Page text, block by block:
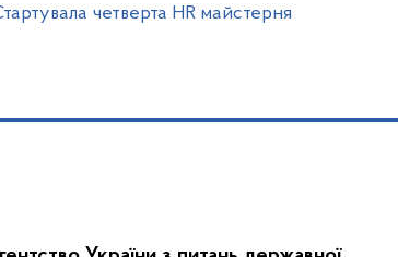
четверта HR майстерня